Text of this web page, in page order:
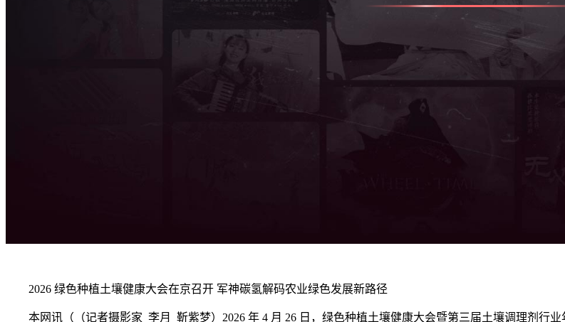
2026 绿色种植土壤健康大会在京召开 军神碳氢解码农业绿色发展新路径
本网讯（（记者摄影家 李月 靳紫梦）2026 年 4 月 26 日，绿色种植土壤健康大会暨第三届土壤调理剂行